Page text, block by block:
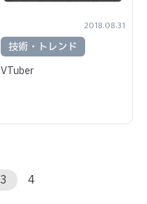
2018.08.31
技術・トレンド
VTuber
3 4